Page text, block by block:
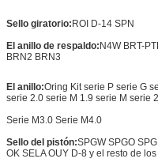
Sello giratorio:ROI D-14 SPN
El anillo de respaldo:N4W BRT-
BRN2 BRN3
El anillo:Oring Kit serie P serie G
serie 2.0 serie M 1.9 serie M serie
Serie M3.0 Serie M4.0
Sello del pistón:SPGW SPGO
OK SELA OUY D-8 y el resto de